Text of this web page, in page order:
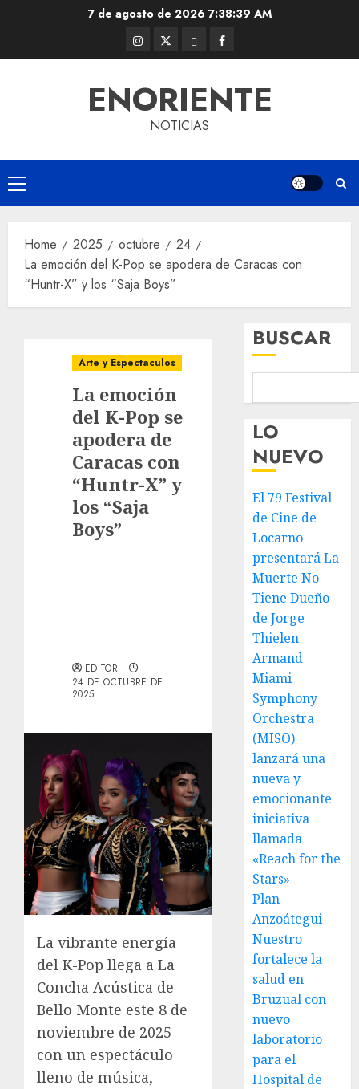
7 de agosto de 2026 7:38:40 AM
Instagram
@EnOriente
Twitter
(X)
ThreadsFacebook
ENORIENTE
NOTICIAS
Primary
Menu
Home 2025 octubre
24
La emoción del K-Pop se apodera de Caracas con
“Huntr-X” y los “Saja Boys”
Arte y Espectaculos
La emoción
del K-Pop se
apodera de
Caracas con
“Huntr-X” y
los “Saja
Boys”
EDITOR
24 DE OCTUBRE DE
2025
La vibrante energía
del K-Pop llega a La
Concha Acústica de
Bello Monte este 8 de
noviembre de 2025
con un espectáculo
lleno de música,
BUSCAR
LO
NUEVO
El 79 Festival
de Cine de
Locarno
presentará La
Muerte No
Tiene Dueño
de Jorge
Thielen
Armand
Miami
Symphony
Orchestra
(MISO)
lanzará una
nueva y
emocionante
iniciativa
llamada
«Reach for the
Stars»
Plan
Anzoátegui
Nuestro
fortalece la
salud en
Bruzual con
nuevo
laboratorio
para el
Hospital de